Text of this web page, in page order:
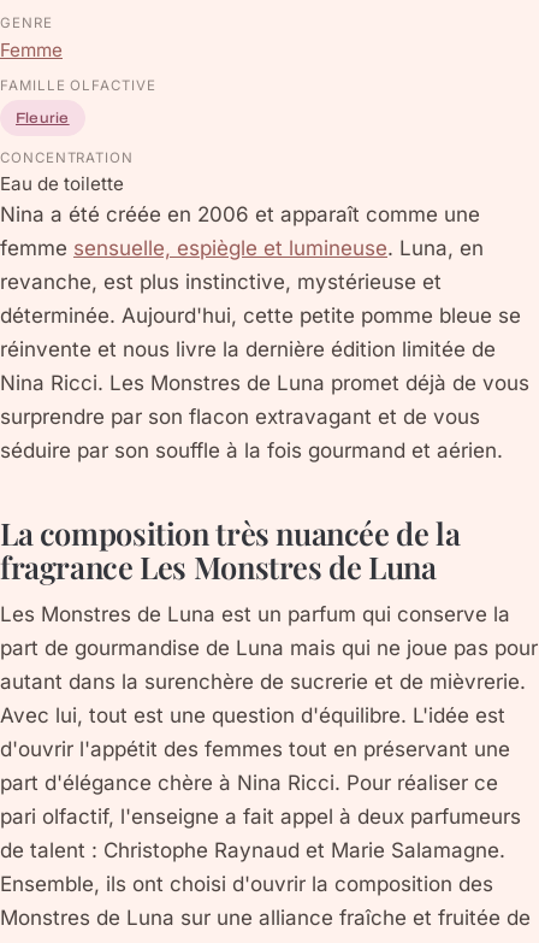
GENRE
Femme
FAMILLE OLFACTIVE
Fleurie
CONCENTRATION
Eau de toilette
Nina a été créée en 2006 et apparaît comme une
femme sensuelle, espiègle et lumineuse. Luna, en
revanche, est plus instinctive, mystérieuse et
déterminée. Aujourd'hui, cette petite pomme bleue se
réinvente et nous livre la dernière édition limitée de
Nina Ricci. Les Monstres de Luna promet déjà de vous
surprendre par son flacon extravagant et de vous
séduire par son souffle à la fois gourmand et aérien.
La composition très nuancée de la
fragrance Les Monstres de Luna
Les Monstres de Luna est un parfum qui conserve la
part de gourmandise de Luna mais qui ne joue pas pour
autant dans la surenchère de sucrerie et de mièvrerie.
Avec lui, tout est une question d'équilibre. L'idée est
d'ouvrir l'appétit des femmes tout en préservant une
part d'élégance chère à Nina Ricci. Pour réaliser ce
pari olfactif, l'enseigne a fait appel à deux parfumeurs
de talent : Christophe Raynaud et Marie Salamagne.
Ensemble, ils ont choisi d'ouvrir la composition des
Monstres de Luna sur une alliance fraîche et fruitée de